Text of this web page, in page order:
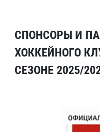
СПОНСОРЫ И
ХОККЕЙНОГО
СЕЗОНЕ 2025/